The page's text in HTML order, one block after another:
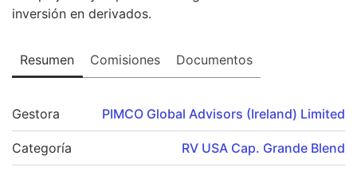
inversión en derivados.
Resumen Comisiones Documentos
Gestora PIMCO Global Advisors (Ireland) Limited
Categoría RV USA Cap. Grande Blend